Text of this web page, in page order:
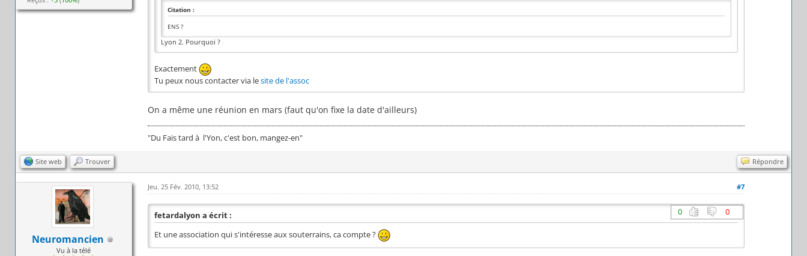
Citation :
ENS ?
Lyon 2. Pourquoi ?
Exactement
Tu peux nous contacter via lesite de l'assoc
On a même une réunion en mars (faut qu'on fixe la date d'ailleurs)
"Du Fais tard à l'Yon, c'est bon, mangez-en"
Site web Trouver Répondre
Neuromancien
Vu à la télé
#7
Jeu. 25 Fév. 2010, 13:52
0 0
fetardalyon a écrit :
Et une association qui s'intéresse aux souterrains, ca compte ?